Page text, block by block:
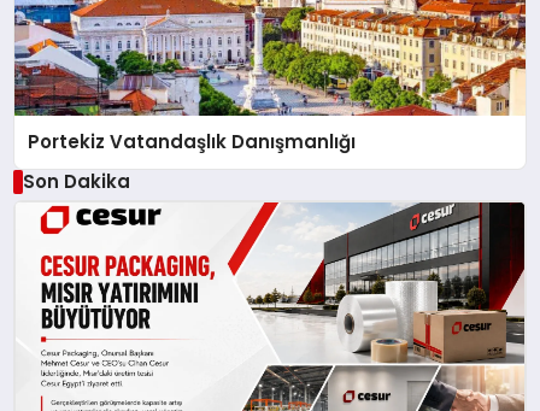
Portekiz Vatandaşlık Danışmanlığı
Son Dakika